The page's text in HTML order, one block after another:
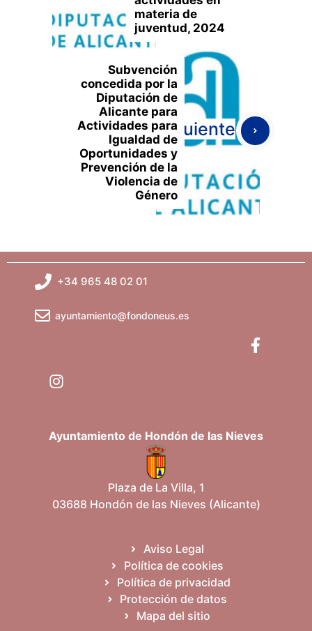
materia de
juventud, 2024
Subvención
concedida por la
Diputación de
Alicante para
Actividades para
Igualdad de
Oportunidades y
Prevención de la
Violencia de
Género
Siguiente
+34 965 48 02 01
ayuntamiento@fondoneus.es
Ayuntamiento de Hondón de las Nieves
Plaza de La Villa, 1
03688 Hondón de las Nieves (Alicante)
Aviso Legal
Política de cookies
Política de privacidad
Protección de datos
Mapa del sitio